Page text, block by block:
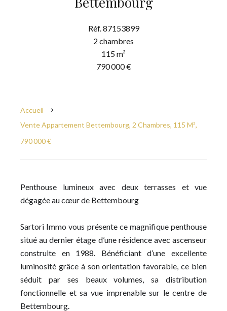
Réf. 87153899
2 chambres
115 m²
790 000 €
Accueil
Vente Appartement Bettembourg, 2 Chambres, 115 M²,
790 000 €
Penthouse lumineux avec deux terrasses et vue
dégagée au cœur de Bettembourg
Sartori Immo vous présente ce magnifique penthouse
situé au dernier étage d’une résidence avec ascenseur
construite en 1988. Bénéficiant d’une excellente
luminosité grâce à son orientation favorable, ce bien
séduit par ses beaux volumes, sa distribution
fonctionnelle et sa vue imprenable sur le centre de
Bettembourg.